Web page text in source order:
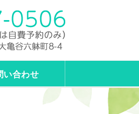
応｜友田治療院｜
い合わせ